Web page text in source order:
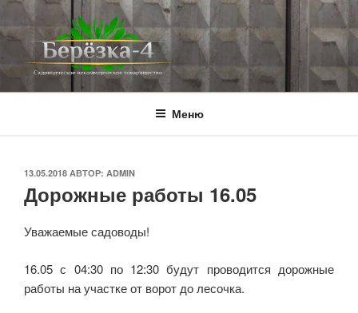
Перейти
к
содержимому
BEREZKA4.RU
СНТ Берёзка-4
Меню
ОПУБЛИКОВАНО
13.05.2018 АВТОР: ADMIN
Дорожные работы 16.05
Уважаемые садоводы!
16.05 с 04:30 по 12:30 будут проводится дорожные
работы на участке от ворот до лесочка.